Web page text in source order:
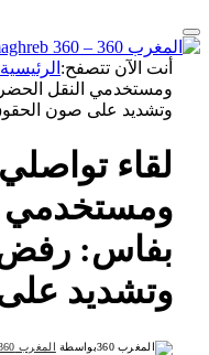
أنت الآن تتصفح: الرئيسية
ومستخدمي النقل
وتشديد على صون
لقاء
ومستخدمي
بفاس: رفض
وتشديد
بواسطة المغرب 360